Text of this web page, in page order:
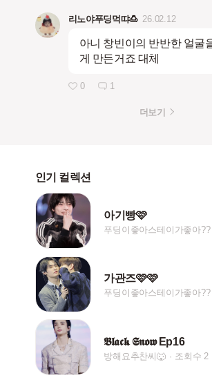
리노야푸딩먹땨🍮 26.02.12
아니 창빈이의 반반한 얼굴
게 만든거죠 대체
0 1
더보기
인기 컬렉션
아기빵🩷
푸딩이좋아스테이가좋아??
가관즈🩷🩷
푸딩이좋아스테이가좋아??
𝕭𝖑𝖆𝖈𝖐 𝕾𝖓𝖔𝖜 Ep16
방해요추찬씨🐺 조회수 2